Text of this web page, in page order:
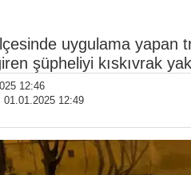
uygulama
şüpheliyi kıskıvrak
12:46
01.01.2025 12:49